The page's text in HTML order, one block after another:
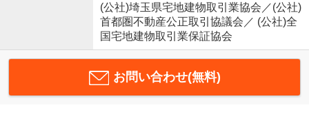
(公社)埼玉県宅地建物取引業協会／(公社)
首都圏不動産公正取引協議会／ (公社)全
国宅地建物取引業保証協会
お問い合わせ(無料)